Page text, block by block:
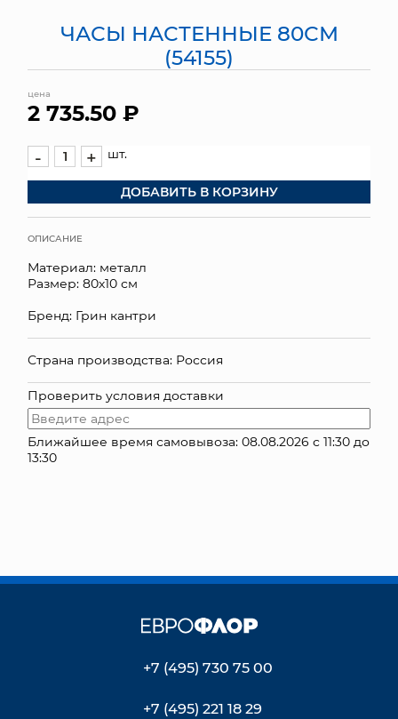
ЯЩИКИ
СУНДУКИ
ИСКУССТВЕННЫЕ ЦВЕТЫ
ПОДАРОЧНЫЕ КАРТЫ
ОПТОВЫМ КЛИЕНТАМ
ЧАСЫ НАСТЕННЫЕ 80СМ
(54155)
цена
2 735.50 ₽
- + шт.
ДОБАВИТЬ В КОРЗИНУ
ОПИСАНИЕ
Материал: металл
Размер: 80х10 см
Бренд: Грин кантри
Страна производства: Россия
Проверить условия доставки
Ближайшее время самовывоза: 08.08.2026 с 11:30 до
13:30
+7 (495) 730 75 00
+7 (495) 221 18 29